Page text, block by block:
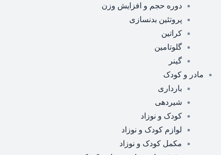
دوره حجم و افزایش وزن
پروتئین بدنسازی
کراتین
گلوتامین
گینر
مادر و کودک
بارداری
شیردهی
کودک و نوزاد
لوازم کودک و نوزاد
مکمل کودک و نوزاد